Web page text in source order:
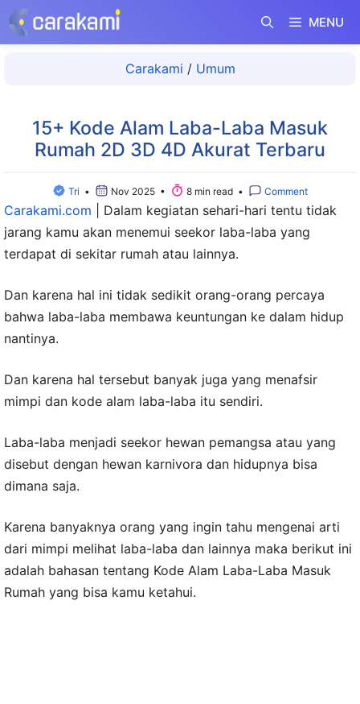
Langsung
ke
MENU
Carakami / Umum
15+ Kode Alam Laba-Laba Masuk
Rumah 2D 3D 4D Akurat Terbaru
Tri • Nov 2025 • 8 min read • Comment
Carakami.com
Dalam kegiatan sehari-hari tentu tidak
jarang kamu akan menemui seekor laba-laba yang
terdapat di sekitar rumah atau lainnya.
Dan karena hal ini tidak sedikit orang-orang percaya
bahwa laba-laba membawa keuntungan ke dalam hidup
nantinya.
Dan karena hal tersebut banyak juga yang menafsir
mimpi dan kode alam laba-laba itu sendiri.
Laba-laba menjadi seekor hewan pemangsa atau yang
disebut dengan hewan karnivora dan hidupnya bisa
dimana saja.
Karena banyaknya orang yang ingin tahu mengenai arti
dari mimpi melihat laba-laba dan lainnya maka berikut ini
adalah bahasan tentang Kode Alam Laba-Laba Masuk
Rumah yang bisa kamu ketahui.